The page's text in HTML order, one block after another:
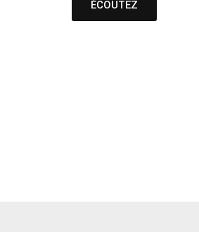
ÉCOUTEZ